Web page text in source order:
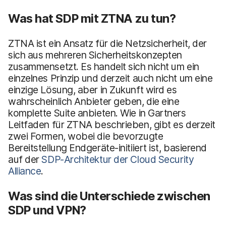
Was hat SDP mit ZTNA zu tun?
ZTNA ist ein Ansatz für die Netzsicherheit, der
sich aus mehreren Sicherheitskonzepten
zusammensetzt. Es handelt sich nicht um ein
einzelnes Prinzip und derzeit auch nicht um eine
einzige Lösung, aber in Zukunft wird es
wahrscheinlich Anbieter geben, die eine
komplette Suite anbieten. Wie in Gartners
Leitfaden für ZTNA beschrieben, gibt es derzeit
zwei Formen, wobei die bevorzugte
Bereitstellung Endgeräte-initiiert ist, basierend
auf derSDP-Architektur der Cloud Security
Alliance.
Was sind die Unterschiede zwischen
SDP und VPN?